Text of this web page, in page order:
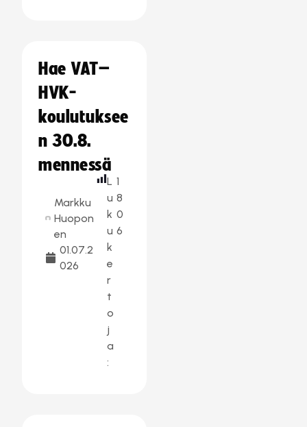
Hae VAT–
HVK-
koulutuksee
n 30.8.
mennessä
Markku
Huopon
en
01.07.2
026
L
u
k
u
k
e
r
t
o
j
a
:
1
8
0
6